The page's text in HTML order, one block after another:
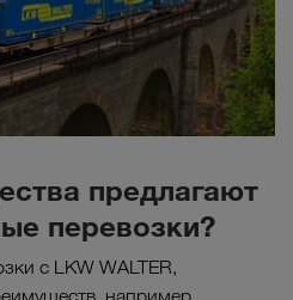
предлагают
перевозки?
с LKW WALTER,